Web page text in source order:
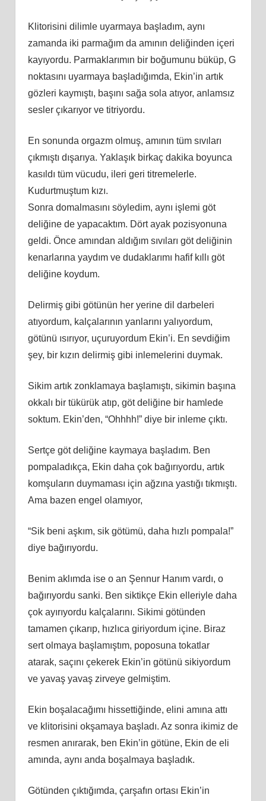
Klitorisini dilimle uyarmaya başladım, aynı
zamanda iki parmağım da amının deliğinden içeri
kayıyordu. Parmaklarımın bir boğumunu büküp, G
noktasını uyarmaya başladığımda, Ekin’in artık
gözleri kaymıştı, başını sağa sola atıyor, anlamsız
sesler çıkarıyor ve titriyordu.
En sonunda orgazm olmuş, amının tüm sıvıları
çıkmıştı dışarıya. Yaklaşık birkaç dakika boyunca
kasıldı tüm vücudu, ileri geri titremelerle.
Kudurtmuştum kızı.
Sonra domalmasını söyledim, aynı işlemi göt
deliğine de yapacaktım. Dört ayak pozisyonuna
geldi. Önce amından aldığım sıvıları göt deliğinin
kenarlarına yaydım ve dudaklarımı hafif kıllı göt
deliğine koydum.
Delirmiş gibi götünün her yerine dil darbeleri
atıyordum, kalçalarının yanlarını yalıyordum,
götünü ısırıyor, uçuruyordum Ekin’i. En sevdiğim
şey, bir kızın delirmiş gibi inlemelerini duymak.
Sikim artık zonklamaya başlamıştı, sikimin başına
okkalı bir tükürük atıp, göt deliğine bir hamlede
soktum. Ekin’den, “Ohhhh!” diye bir inleme çıktı.
Sertçe göt deliğine kaymaya başladım. Ben
pompaladıkça, Ekin daha çok bağırıyordu, artık
komşuların duymaması için ağzına yastığı tıkmıştı.
Ama bazen engel olamıyor,
“Sik beni aşkım, sik götümü, daha hızlı pompala!”
diye bağırıyordu.
Benim aklımda ise o an Şennur Hanım vardı, o
bağırıyordu sanki. Ben siktikçe Ekin elleriyle daha
çok ayırıyordu kalçalarını. Sikimi götünden
tamamen çıkarıp, hızlıca giriyordum içine. Biraz
sert olmaya başlamıştım, poposuna tokatlar
atarak, saçını çekerek Ekin’in götünü sikiyordum
ve yavaş yavaş zirveye gelmiştim.
Ekin boşalacağımı hissettiğinde, elini amına attı
ve klitorisini okşamaya başladı. Az sonra ikimiz de
resmen anırarak, ben Ekin’in götüne, Ekin de eli
amında, aynı anda boşalmaya başladık.
Götünden çıktığımda, çarşafın ortası Ekin’in